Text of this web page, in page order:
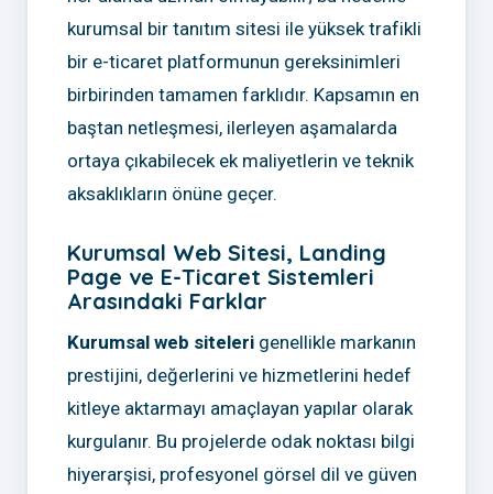
kurumsal bir tanıtım sitesi ile yüksek trafikli
bir e-ticaret platformunun gereksinimleri
birbirinden tamamen farklıdır. Kapsamın en
baştan netleşmesi, ilerleyen aşamalarda
ortaya çıkabilecek ek maliyetlerin ve teknik
aksaklıkların önüne geçer.
Kurumsal Web Sitesi, Landing
Page ve E-Ticaret Sistemleri
Arasındaki Farklar
Kurumsal web siteleri genellikle markanın
prestijini, değerlerini ve hizmetlerini hedef
kitleye aktarmayı amaçlayan yapılar olarak
kurgulanır. Bu projelerde odak noktası bilgi
hiyerarşisi, profesyonel görsel dil ve güven